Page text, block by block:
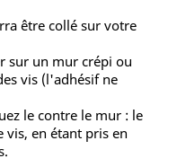
être collé sur votre
sur un mur crépi ou
vis (l'adhésif ne
le contre le mur : le
vis, en étant pris en